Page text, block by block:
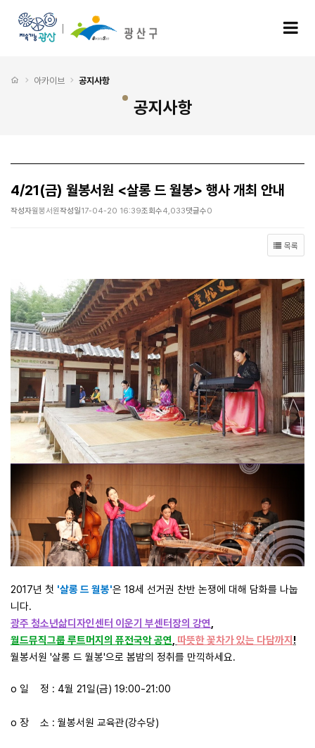
처음으로
아카이브 공지사항
공지사항
4/21(금) 월봉서원 <살롱 드 월봉> 행사 개최 안내
작성자월봉서원작성일17-04-20 16:39조회수4,033댓글수0
목록
2017년 첫 '살롱 드 월봉'은 18세 선거권 찬반 논쟁에 대해 담화를 나눕
니다.
광주 청소년삶디자인센터 이운기 부센터장의 강연,
월드뮤직그룹 루트머지의 퓨전국악 공연, 따뜻한 꽃차가 있는 다담까지 !
월봉서원 '살롱 드 월봉'으로 봄밤의 정취를 만끽하세요.
o 일 정 : 4월 21일(금) 19:00-21:00
o 장 소 : 월봉서원 교육관(강수당)